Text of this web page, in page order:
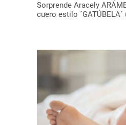
Sorprende Aracely
cuero estilo ´GATÚBELA´